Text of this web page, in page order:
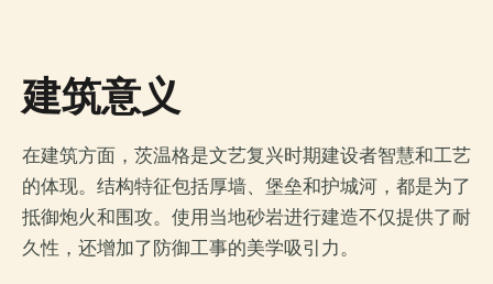
建筑意义
在建筑方面，茨温格是文艺复兴时期建设者智慧和工艺
的体现。结构特征包括厚墙、堡垒和护城河，都是为了
抵御炮火和围攻。使用当地砂岩进行建造不仅提供了耐
久性，还增加了防御工事的美学吸引力。